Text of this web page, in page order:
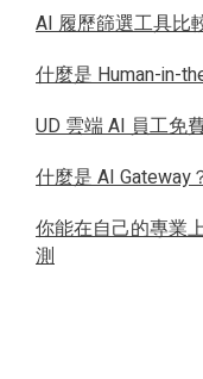
AI 履歷篩選工具比
什麼是 Human-in-
UD 雲端 AI 員工免
什麼是 AI Gateway
你能在自己的專業
測